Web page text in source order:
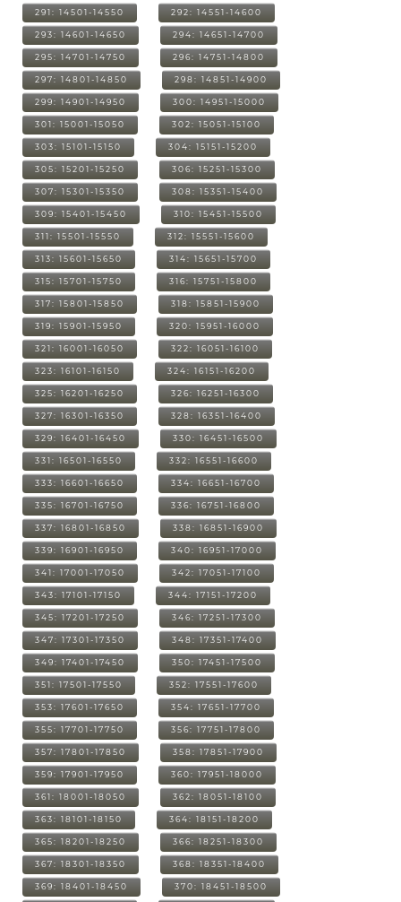
291: 14501-14550 292: 14551-14600
293: 14601-14650 294: 14651-14700
295: 14701-14750 296: 14751-14800
297: 14801-14850 298: 14851-14900
299: 14901-14950 300: 14951-15000
301: 15001-15050 302: 15051-15100
303: 15101-15150 304: 15151-15200
305: 15201-15250 306: 15251-15300
307: 15301-15350 308: 15351-15400
309: 15401-15450 310: 15451-15500
311: 15501-15550 312: 15551-15600
313: 15601-15650 314: 15651-15700
315: 15701-15750 316: 15751-15800
317: 15801-15850 318: 15851-15900
319: 15901-15950 320: 15951-16000
321: 16001-16050 322: 16051-16100
323: 16101-16150 324: 16151-16200
325: 16201-16250 326: 16251-16300
327: 16301-16350 328: 16351-16400
329: 16401-16450 330: 16451-16500
331: 16501-16550 332: 16551-16600
333: 16601-16650 334: 16651-16700
335: 16701-16750 336: 16751-16800
337: 16801-16850 338: 16851-16900
339: 16901-16950 340: 16951-17000
341: 17001-17050 342: 17051-17100
343: 17101-17150 344: 17151-17200
345: 17201-17250 346: 17251-17300
347: 17301-17350 348: 17351-17400
349: 17401-17450 350: 17451-17500
351: 17501-17550 352: 17551-17600
353: 17601-17650 354: 17651-17700
355: 17701-17750 356: 17751-17800
357: 17801-17850 358: 17851-17900
359: 17901-17950 360: 17951-18000
361: 18001-18050 362: 18051-18100
363: 18101-18150 364: 18151-18200
365: 18201-18250 366: 18251-18300
367: 18301-18350 368: 18351-18400
369: 18401-18450 370: 18451-18500